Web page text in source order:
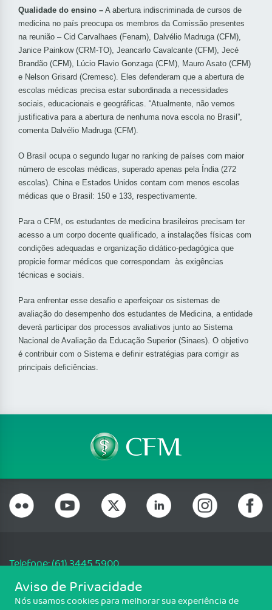
Qualidade do ensino – A abertura indiscriminada de cursos de
medicina no país preocupa os membros da Comissão presentes
na reunião – Cid Carvalhaes (Fenam), Dalvélio Madruga (CFM),
Janice Painkow (CRM-TO), Jeancarlo Cavalcante (CFM), Jecé
Brandão (CFM), Lúcio Flavio Gonzaga (CFM), Mauro Asato (CFM)
e Nelson Grisard (Cremesc). Eles defenderam que a abertura de
escolas médicas precisa estar subordinada a necessidades
sociais, educacionais e geográficas. “Atualmente, não vemos
justificativa para a abertura de nenhuma nova escola no Brasil”,
comenta Dalvélio Madruga (CFM).
O Brasil ocupa o segundo lugar no ranking de países com maior
número de escolas médicas, superado apenas pela Índia (272
escolas). China e Estados Unidos contam com menos escolas
médicas que o Brasil: 150 e 133, respectivamente.
Para o CFM, os estudantes de medicina brasileiros precisam ter
acesso a um corpo docente qualificado, a instalações físicas com
condições adequadas e organização didático-pedagógica que
propicie formar médicos que correspondam às exigências
técnicas e sociais.
Para enfrentar esse desafio e aperfeiçoar os sistemas de
avaliação do desempenho dos estudantes de Medicina, a entidade
deverá participar dos processos avaliativos junto ao Sistema
Nacional de Avaliação da Educação Superior (Sinaes). O objetivo
é contribuir com o Sistema e definir estratégias para corrigir as
principais deficiências.
Telefone: (61) 3445 5900
Email: cfm@portalmedico.org.br
SGAS 616, Conjunto D, Lote 115, L2 Sul, Brasília/DF - CEP: 70200-760 -
Aviso de Privacidade
Nós usamos cookies para melhorar sua experiência de